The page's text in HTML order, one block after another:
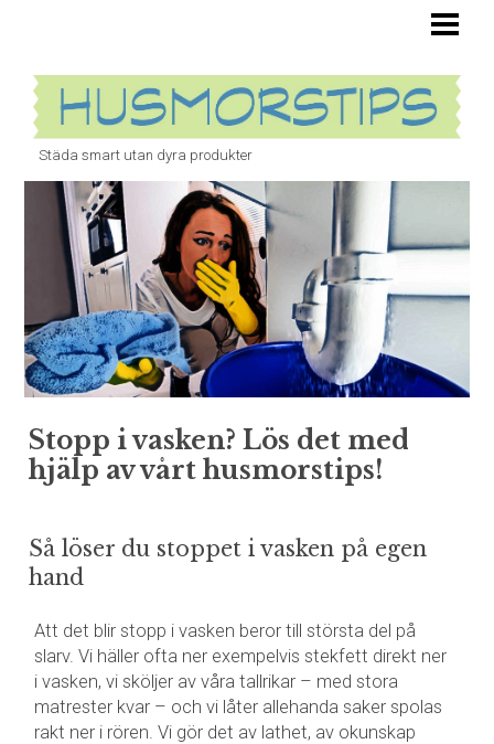
TOALETT
STOPP I VASKEN
BANANFLUGOR
ÄTTIKA
Städa smart utan dyra produkter
Stopp i vasken? Lös det med
hjälp av vårt husmorstips!
Så löser du stoppet i vasken på egen
hand
Att det blir stopp i vasken beror till största del på
slarv. Vi häller ofta ner exempelvis stekfett direkt ner
i vasken, vi sköljer av våra tallrikar – med stora
matrester kvar – och vi låter allehanda saker spolas
rakt ner i rören. Vi gör det av lathet, av okunskap